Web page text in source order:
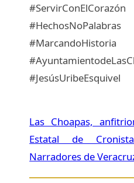
#ServirConElCorazón
#HechosNoPalabras
#MarcandoHistoria
#JesúsUribeEsquivel
Las Choapas,
Estatal de
Narradores de